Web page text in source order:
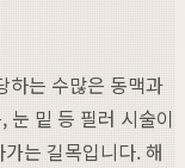
하는 수많은 동맥과
눈 밑 등 필러 시술이
는 길목입니다. 해